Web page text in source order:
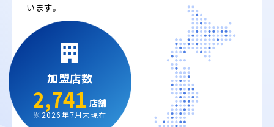
います。
加盟店数
2,741 店舗
※2026年7月末現在